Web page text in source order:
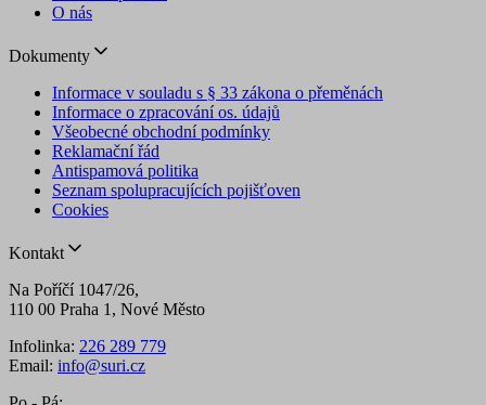
O nás
Dokumenty
Informace v souladu s § 33 zákona o přeměnách
Informace o zpracování os. údajů
Všeobecné obchodní podmínky
Reklamační řád
Antispamová politika
Seznam spolupracujících pojišťoven
Cookies
Kontakt
Na Poříčí 1047/26,
110 00 Praha 1, Nové Město
Infolinka: 226 289 779
Email: info@suri.cz